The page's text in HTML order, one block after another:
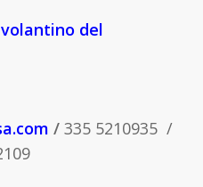
del
/335 5210935 /